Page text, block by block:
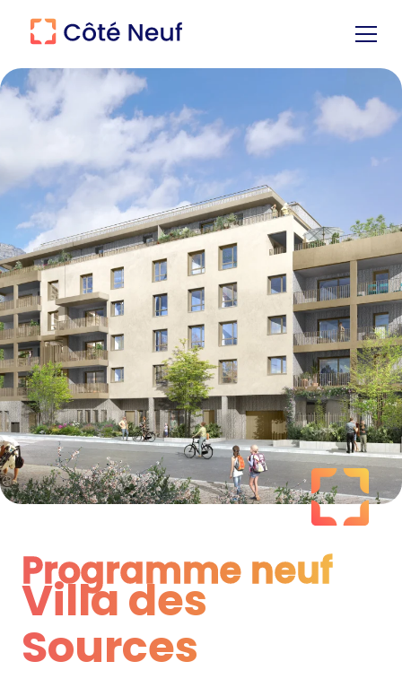
Programme neuf
Programme neuf
Villa des
Sources